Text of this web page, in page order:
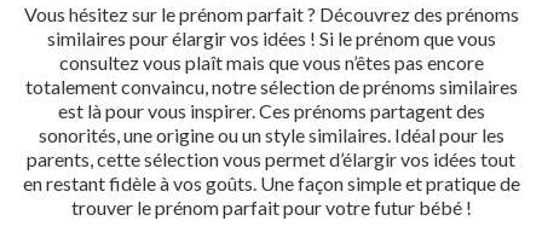
Vous hésitez sur le prénom parfait ? Découvrez des prénoms
similaires pour élargir vos idées ! Si le prénom que vous
consultez vous plaît mais que vous n’êtes pas encore
totalement convaincu, notre sélection de prénoms similaires
est là pour vous inspirer. Ces prénoms partagent des
sonorités, une origine ou un style similaires. Idéal pour les
parents, cette sélection vous permet d’élargir vos idées tout
en restant fidèle à vos goûts. Une façon simple et pratique de
trouver le prénom parfait pour votre futur bébé !